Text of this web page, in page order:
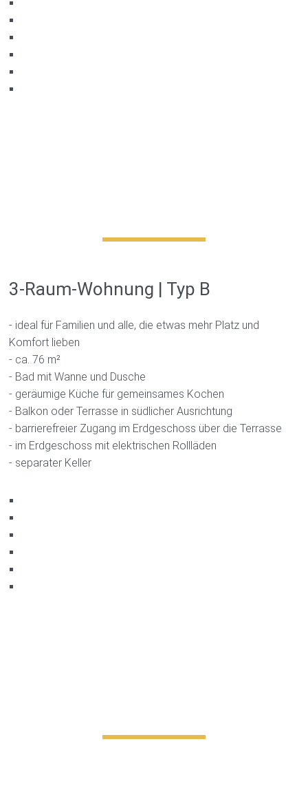
3-Raum-Wohnung | Typ B
- ideal für Familien und alle, die etwas mehr Platz und
Komfort lieben
- ca. 76 m²
- Bad mit Wanne und Dusche
- geräumige Küche für gemeinsames Kochen
- Balkon oder Terrasse in südlicher Ausrichtung
- barrierefreier Zugang im Erdgeschoss über die Terrasse
- im Erdgeschoss mit elektrischen Rollläden
- separater Keller